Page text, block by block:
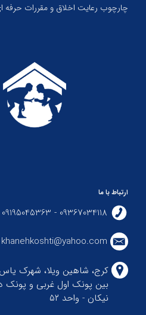
چارچوب رعایت اخلاق و مقررات حرفه
ارتباط با ما
09367034118 - 09195045363
khanehkoshti@yahoo.com
کرج، شاهین ویلا، شهرک
بین پونک اول غربی و پونک
نیکان - واحد ۵۲